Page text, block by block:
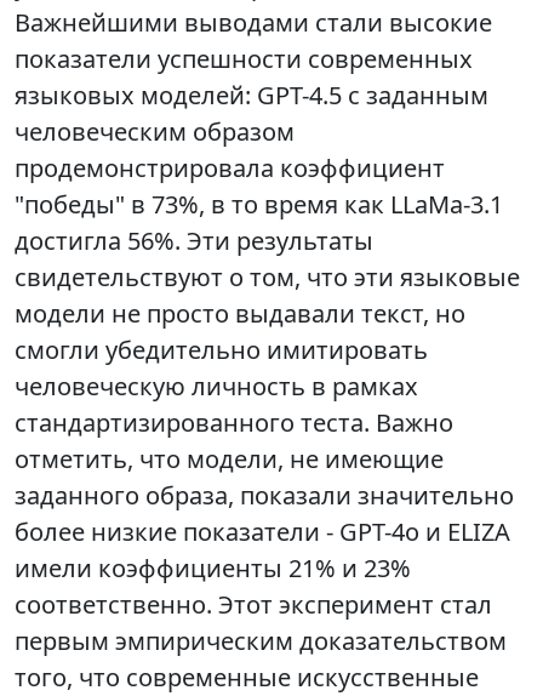
Важнейшими выводами стали высокие
показатели успешности современных
языковых моделей: GPT-4.5 с заданным
человеческим образом
продемонстрировала коэффициент
"победы" в 73%, в то время как LLaMa-3.1
достигла 56%. Эти результаты
свидетельствуют о том, что эти языковые
модели не просто выдавали текст, но
смогли убедительно имитировать
человеческую личность в рамках
стандартизированного теста. Важно
отметить, что модели, не имеющие
заданного образа, показали значительно
более низкие показатели - GPT-4o и ELIZA
имели коэффициенты 21% и 23%
соответственно. Этот эксперимент стал
первым эмпирическим доказательством
того, что современные искусственные